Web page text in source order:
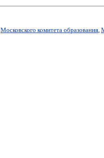
Московского комитета образования,